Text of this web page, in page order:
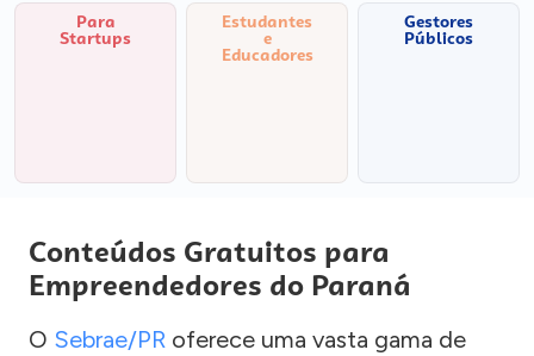
Para
Startups
Estudantes
e
Educadores
Gestores
Públicos
Conteúdos Gratuitos para
Empreendedores do Paraná
O Sebrae/PR oferece uma vasta gama de